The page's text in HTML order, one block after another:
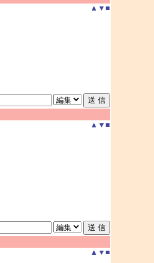
▲ ▼ ■
▲ ▼ ■
▲ ▼ ■